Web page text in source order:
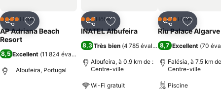
cadre de bord de mer et de nombreuses activités pour de belles
vacances au soleil.
PartagerAjouter à mes favoris
4 ÉtoilesHôtel
AP Adriana Beach
Resort
8,5 Excellent (11 824 évaluations
Albufeira, Portugal
PartagerAjouter à mes favoris
3 ÉtoilesHôtel
INATEL Albufeira
8,3 Très bien (4 785 évaluations)
Albufeira, à 0.9 km de :
Centre-ville
Wi-Fi gratuit
PartagerAjouter
4 ÉtoilesHôtel
Riu Palace Algarve
8,7 Excellent (70
Falésia, à 7.5 km
Centre-ville
Piscine